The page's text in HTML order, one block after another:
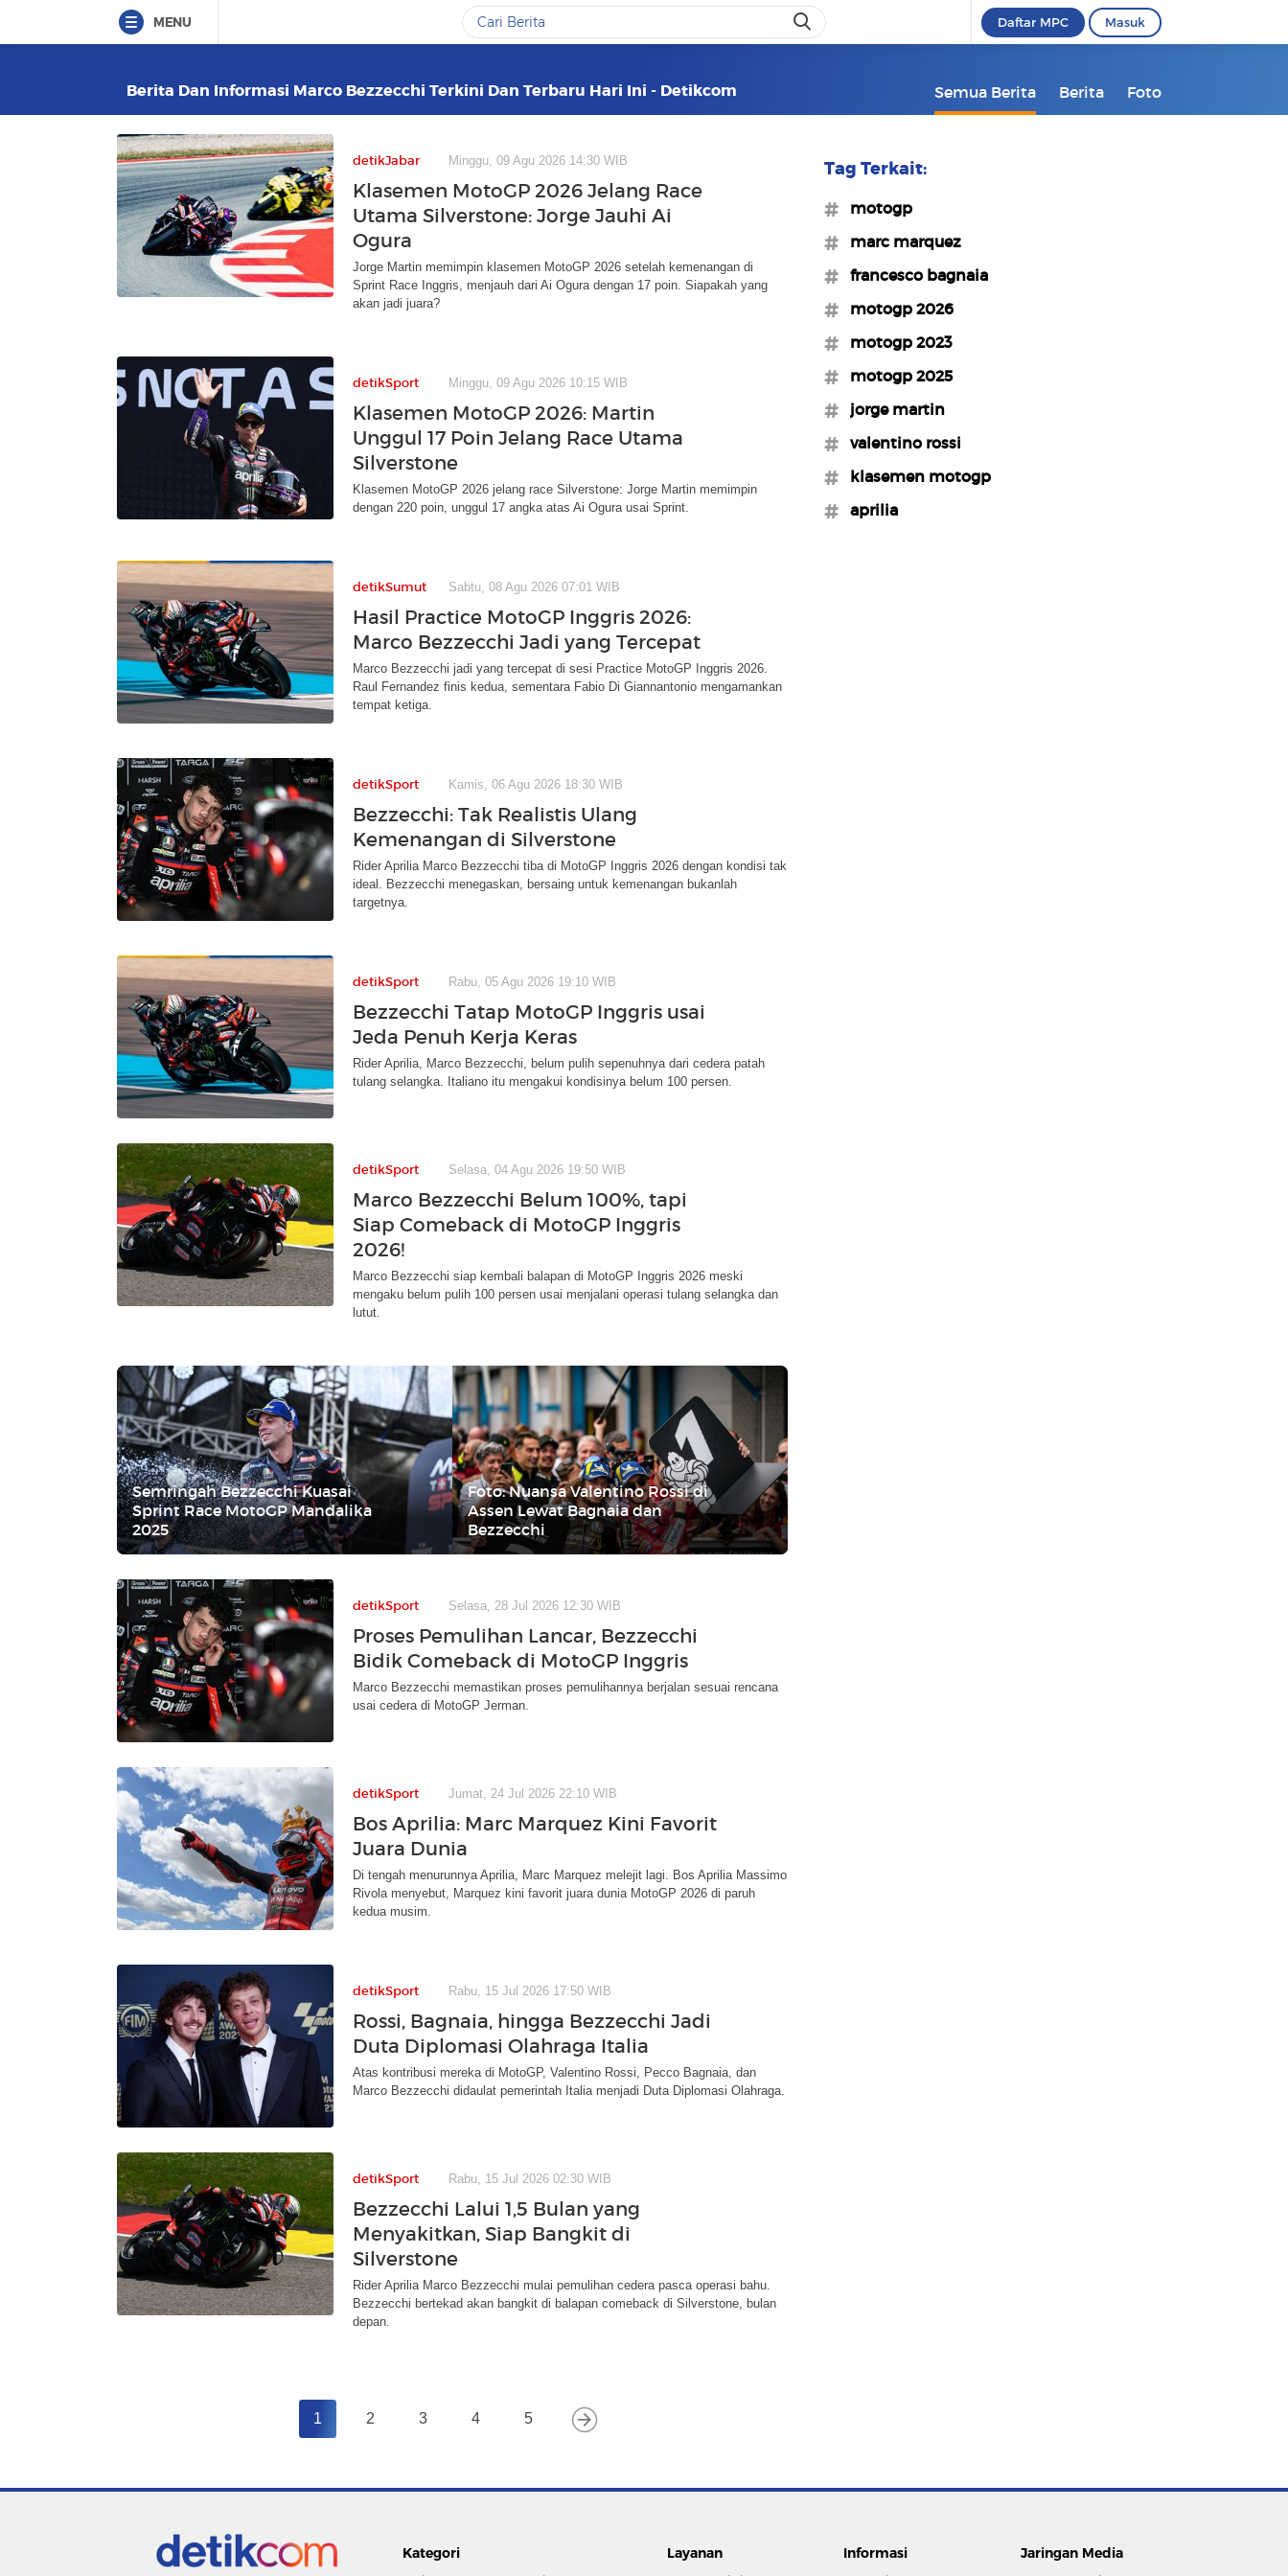
MENU Daftar MPC Masuk
Berita Dan Informasi Marco Bezzecchi Terkini Dan Terbaru Hari Ini - Detikcom Semua Berita Berita Foto
detikJabar Minggu, 09 Agu 2026 14:30 WIB
Klasemen MotoGP 2026 Jelang Race
Utama Silverstone: Jorge Jauhi Ai
Ogura
Jorge Martin memimpin klasemen MotoGP 2026 setelah kemenangan di
Sprint Race Inggris, menjauh dari Ai Ogura dengan 17 poin. Siapakah yang
akan jadi juara?
detikSport Minggu, 09 Agu 2026 10:15 WIB
Klasemen MotoGP 2026: Martin
Unggul 17 Poin Jelang Race Utama
Silverstone
Klasemen MotoGP 2026 jelang race Silverstone: Jorge Martin memimpin
dengan 220 poin, unggul 17 angka atas Ai Ogura usai Sprint.
detikSumut Sabtu, 08 Agu 2026 07:01 WIB
Hasil Practice MotoGP Inggris 2026:
Marco Bezzecchi Jadi yang Tercepat
Marco Bezzecchi jadi yang tercepat di sesi Practice MotoGP Inggris 2026.
Raul Fernandez finis kedua, sementara Fabio Di Giannantonio mengamankan
tempat ketiga.
detikSport Kamis, 06 Agu 2026 18:30 WIB
Bezzecchi: Tak Realistis Ulang
Kemenangan di Silverstone
Rider Aprilia Marco Bezzecchi tiba di MotoGP Inggris 2026 dengan kondisi tak
ideal. Bezzecchi menegaskan, bersaing untuk kemenangan bukanlah
targetnya.
detikSport Rabu, 05 Agu 2026 19:10 WIB
Bezzecchi Tatap MotoGP Inggris usai
Jeda Penuh Kerja Keras
Rider Aprilia, Marco Bezzecchi, belum pulih sepenuhnya dari cedera patah
tulang selangka. Italiano itu mengakui kondisinya belum 100 persen.
detikSport Selasa, 04 Agu 2026 19:50 WIB
Marco Bezzecchi Belum 100%, tapi
Siap Comeback di MotoGP Inggris
2026!
Marco Bezzecchi siap kembali balapan di MotoGP Inggris 2026 meski
mengaku belum pulih 100 persen usai menjalani operasi tulang selangka dan
lutut.
Semringah Bezzecchi Kuasai
Sprint Race MotoGP Mandalika
2025
Foto: Nuansa Valentino Rossi di
Assen Lewat Bagnaia dan
Bezzecchi
detikSport Selasa, 28 Jul 2026 12:30 WIB
Proses Pemulihan Lancar, Bezzecchi
Bidik Comeback di MotoGP Inggris
Marco Bezzecchi memastikan proses pemulihannya berjalan sesuai rencana
usai cedera di MotoGP Jerman.
detikSport Jumat, 24 Jul 2026 22:10 WIB
Bos Aprilia: Marc Marquez Kini Favorit
Juara Dunia
Di tengah menurunnya Aprilia, Marc Marquez melejit lagi. Bos Aprilia Massimo
Rivola menyebut, Marquez kini favorit juara dunia MotoGP 2026 di paruh
kedua musim.
detikSport Rabu, 15 Jul 2026 17:50 WIB
Rossi, Bagnaia, hingga Bezzecchi Jadi
Duta Diplomasi Olahraga Italia
Atas kontribusi mereka di MotoGP, Valentino Rossi, Pecco Bagnaia, dan
Marco Bezzecchi didaulat pemerintah Italia menjadi Duta Diplomasi Olahraga.
detikSport Rabu, 15 Jul 2026 02:30 WIB
Bezzecchi Lalui 1,5 Bulan yang
Menyakitkan, Siap Bangkit di
Silverstone
Rider Aprilia Marco Bezzecchi mulai pemulihan cedera pasca operasi bahu.
Bezzecchi bertekad akan bangkit di balapan comeback di Silverstone, bulan
depan.
1 2 3 4 5
Tag Terkait:
#motogp
#marc marquez
#francesco bagnaia
#motogp 2026
#motogp 2023
#motogp 2025
#jorge martin
#valentino rossi
#klasemen motogp
#aprilia
Kategori Layanan Informasi Jaringan Media